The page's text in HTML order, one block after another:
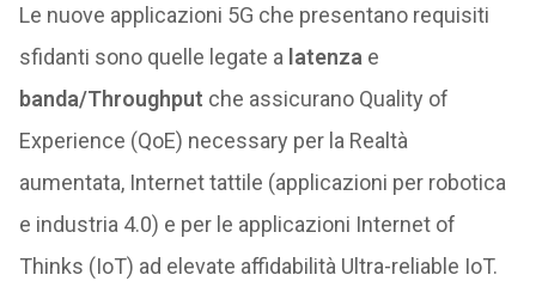
Le nuove applicazioni 5G che presentano requisiti
sfidanti sono quelle legate a latenzae
banda/Throughput che assicurano Quality of
Experience (QoE) necessary per la Realtà
aumentata, Internet tattile (applicazioni per robotica
e industria 4.0) e per le applicazioni Internet of
Thinks (IoT) ad elevate affidabilità Ultra-reliable IoT.